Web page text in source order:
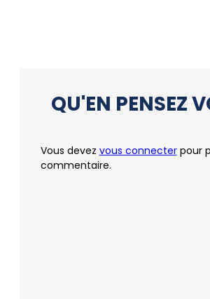
QU'EN PENSEZ
Vous devez vous connecterpour
commentaire.